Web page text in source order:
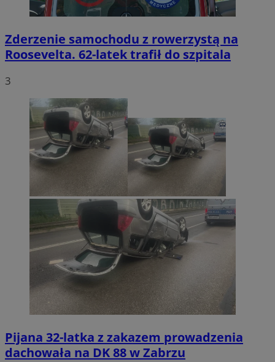
Zderzenie samochodu z rowerzystą na
Roosevelta. 62-latek trafił do szpitala
3
Pijana 32-latka z zakazem prowadzenia
dachowała na DK 88 w Zabrzu